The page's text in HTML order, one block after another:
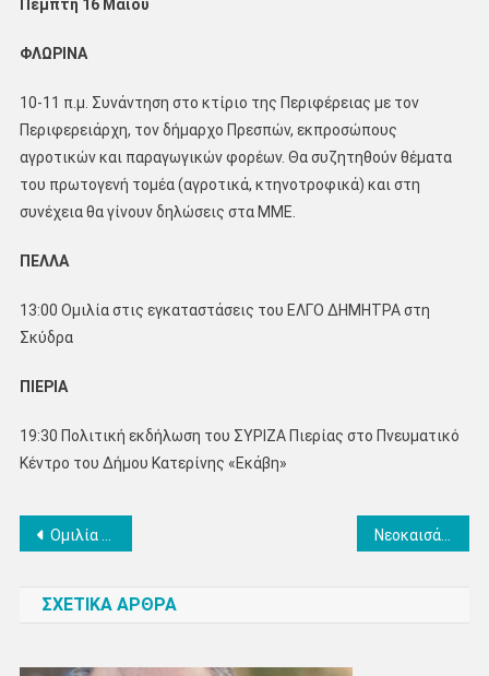
Πέμπτη 16 Μαΐου
ΦΛΩΡΙΝΑ
10-11 π.μ. Συνάντηση στο κτίριο της Περιφέρειας με τον
Περιφερειάρχη, τον δήμαρχο Πρεσπών, εκπροσώπους
αγροτικών και παραγωγικών φορέων. Θα συζητηθούν θέματα
του πρωτογενή τομέα (αγροτικά, κτηνοτροφικά) και στη
συνέχεια θα γίνουν δηλώσεις στα ΜΜΕ.
ΠΕΛΛΑ
13:00 Ομιλία στις εγκαταστάσεις του ΕΛΓΟ ΔΗΜΗΤΡΑ στη
Σκύδρα
ΠΙΕΡΙΑ
19:30 Πολιτική εκδήλωση του ΣΥΡΙΖΑ Πιερίας στο Πνευματικό
Κέντρο του Δήμου Κατερίνης «Εκάβη»
Πλοήγηση
Ομιλία Φαήλου Κρανιδιώτη στην Κατερίνη σήμερα το απόγευμα
ΣΧΕΤΙΚΑ ΑΡΘΡΑ